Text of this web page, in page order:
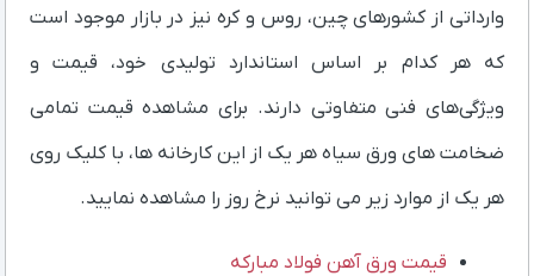
وارداتی از کشورهای چین، روس و کره نیز در بازار موجود است
که هر کدام بر اساس استاندارد تولیدی خود، قیمت و
ویژگی‌های فنی متفاوتی دارند. برای مشاهده قیمت تمامی
ضخامت های ورق سیاه هر یک از این کارخانه ها، با کلیک روی
هر یک از موارد زیر می توانید نرخ روز را مشاهده نمایید.
قیمت ورق آهن فولاد مبارکه